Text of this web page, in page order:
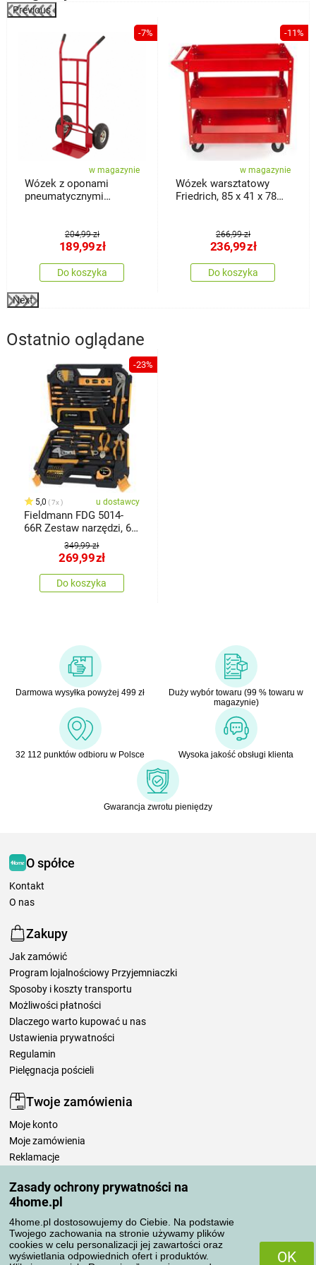
Zasady ochrony prywatności na
4home.pl
4home.pl dostosowujemy do Ciebie. Na podstawie
Twojego zachowania na stronie używamy plików
cookies w celu personalizacji jej zawartości oraz
wyświetlania odpowiednich ofert i produktów.
OK
Previous
-7%
w magazynie
Wózek z oponami
pneumatycznymi
204,99 zł
189,99zł
Do koszyka
-11%
w magazynie
Wózek warsztatowy
Friedrich, 85 x 41 x 78
266,99 zł
236,99zł
Do koszyka
Next
Ostatnio oglądane
-23%
5,0 7x u dostawcy
Fieldmann FDG 5014-
66R Zestaw narzędzi, 66
349,99 zł
269,99zł
Do koszyka
Darmowa wysyłka powyżej 499 zł
Duży wybór towaru (99 % towaru w
magazynie)
32 112 punktów odbioru w Polsce Wysoka jakość obsługi klienta
Gwarancja zwrotu pieniędzy
O spółce
Kontakt
O nas
Zakupy
Jak zamówić
Program lojalnościowy Przyjemniaczki
Sposoby i koszty transportu
Możliwości płatności
Dlaczego warto kupować u nas
Ustawienia prywatności
Regulamin
Pielęgnacja pościeli
Twoje zamówienia
Moje konto
Moje zamówienia
Reklamacje
Zasady przetwarzania recenzji
Sposoby transportu